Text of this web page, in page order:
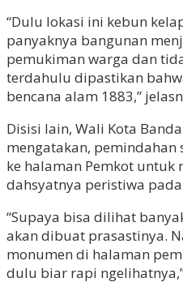
“Dulu lokasi ini kebun
panyaknya bangunan
pemukiman warga dan
terdahulu dipastikan
bencana alam 1883,”
Disisi lain, Wali Kota
mengatakan,
ke halaman Pemkot untuk
dahsyatnya peristiwa
“Supaya bisa dilihat
akan dibuat prasastinya.
monumen di halaman
dulu biar rapi